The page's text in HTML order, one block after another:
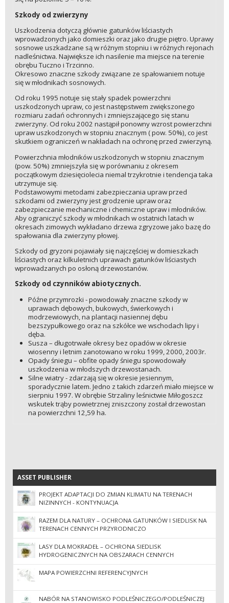
Szkody od zwierzyny
Uszkodzenia dotyczą głównie gatunków liściastych
wprowadzonych jako domieszki oraz jako drugie piętro. Uprawy
sosnowe uszkadzane są w różnym stopniu i w różnych rejonach
nadleśnictwa. Największe ich nasilenie ma miejsce na terenie
obrębu Tuczno i Trzcinno.
Okresowo znaczne szkody związane ze spałowaniem notuje
się w młodnikach sosnowych.
Od roku 1995 notuje się stały spadek powierzchni
uszkodzonych upraw, co jest następstwem zwiększonego
rozmiaru zadań ochronnych i zmniejszającego się stanu
zwierzyny. Od roku 2002 nastąpił ponowny wzrost powierzchni
upraw uszkodzonych w stopniu znacznym ( pow. 50%), co jest
skutkiem ograniczeń w nakładach na ochronę przed zwierzyną.
Powierzchnia młodników uszkodzonych w stopniu znacznym
(pow. 50%) zmniejszyła się w porównaniu z okresem
początkowym dziesięciolecia niemal trzykrotnie i tendencja taka
utrzymuje się.
Podstawowymi metodami zabezpieczania upraw przed
szkodami od zwierzyny jest grodzenie upraw oraz
zabezpieczanie mechaniczne i chemiczne upraw i młodników.
Aby ograniczyć szkody w młodnikach w ostatnich latach w
okresach zimowych wykładano drzewa zgryzowe jako bazę do
spałowania dla zwierzyny płowej.
Szkody od gryzoni pojawiały się najczęściej w domieszkach
liściastych oraz kilkuletnich uprawach gatunków liściastych
wprowadzanych po osłoną drzewostanów.
Szkody od czynników abiotycznych.
Późne przymrozki - powodowały znaczne szkody w
uprawach dębowych, bukowych, świerkowych i
modrzewiowych, na plantacji nasiennej dębu
bezszypułkowego oraz na szkółce we wschodach lipy i
dęba.
Susza – długotrwałe okresy bez opadów w okresie
wiosenny i letnim zanotowano w roku 1999, 2000, 2003r.
Opady śniegu – obfite opady śniegu spowodowały
uszkodzenia w młodszych drzewostanach.
Silne wiatry - zdarzają się w okresie jesiennym,
sporadycznie latem. Jedno z takich zdarzeń miało miejsce w
sierpniu 1997. W obrębie Strzaliny leśnictwie Miłogoszcz
wskutek trąby powietrznej zniszczony został drzewostan
na powierzchni 12,59 ha.
ASSET PUBLISHER
ASSET PUBLISHER
PROJEKT ADAPTACJI DO ZMIAN KLIMATU NA TERENACH
NIZINNYCH - KONTYNUACJA
RAZEM DLA NATURY – OCHRONA GATUNKÓW I SIEDLISK NA
TERENACH CENNYCH PRZYRODNICZO
LASY DLA MOKRADEŁ – OCHRONA SIEDLISK
HYDROGENICZNYCH NA OBSZARACH CENNYCH
PRZYRODNICZO
MAPA POWIERZCHNI REFERENCYJNYCH
NABÓR NA STANOWISKO PODLEŚNICZEGO/PODLEŚNICZEJ